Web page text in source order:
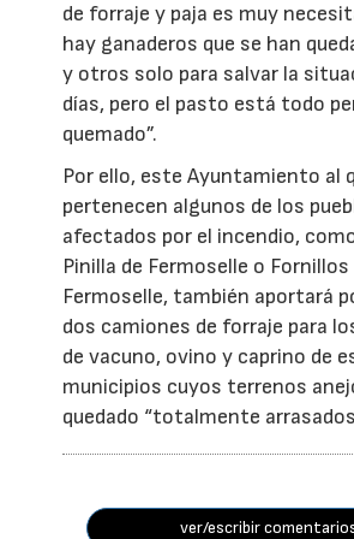
de forraje y paja es muy
hay ganaderos que se han
y otros solo para salvar la
días, pero el pasto está todo
quemado”.
Por ello, este Ayuntamiento al
pertenecen algunos de los
afectados por el incendio,
Pinilla de Fermoselle o Fornillos
Fermoselle, también aportará
dos camiones de forraje para
de vacuno, ovino y caprino de
municipios cuyos terrenos
quedado “totalmente
ver/escribir